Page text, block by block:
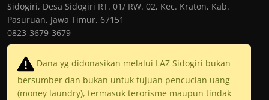
Sidogiri, Desa Sidogiri RT. 01/ RW. 02, Kec. Kraton, Kab.
Pasuruan, Jawa Timur, 67151
0823-3679-3679
Dana yg didonasikan melalui LAZ Sidogiri bukan
bersumber dan bukan untuk tujuan pencucian uang
(money laundry), termasuk terorisme maupun tindak